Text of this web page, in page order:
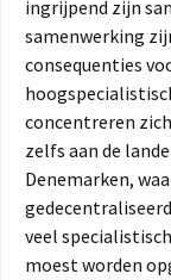
ingrijpend zijn
samenwerking
consequenties
concentreren
zelfs aan de
Denemarken,
veel
moest worden